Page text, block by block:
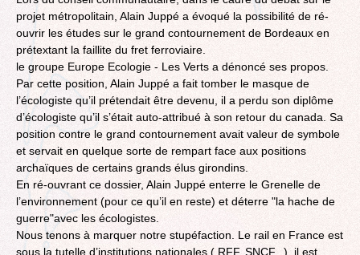
projet métropolitain, Alain Juppé a évoqué la possibilité de ré-
ouvrir les études sur le grand contournement de Bordeaux en
prétextant la faillite du fret ferroviaire.
le groupe Europe Ecologie - Les Verts a dénoncé ses propos.
Par cette position, Alain Juppé a fait tomber le masque de
l’écologiste qu’il prétendait être devenu, il a perdu son diplôme
d’écologiste qu’il s’était auto-attribué à son retour du canada. Sa
position contre le grand contournement avait valeur de symbole
et servait en quelque sorte de rempart face aux positions
archaïques de certains grands élus girondins.
En ré-ouvrant ce dossier, Alain Juppé enterre le Grenelle de
l’environnement (pour ce qu’il en reste) et déterre "la hache de
guerre"avec les écologistes.
Nous tenons à marquer notre stupéfaction. Le rail en France est
sous la tutelle d’institutions nationales ( RFF, SNCF...), il est